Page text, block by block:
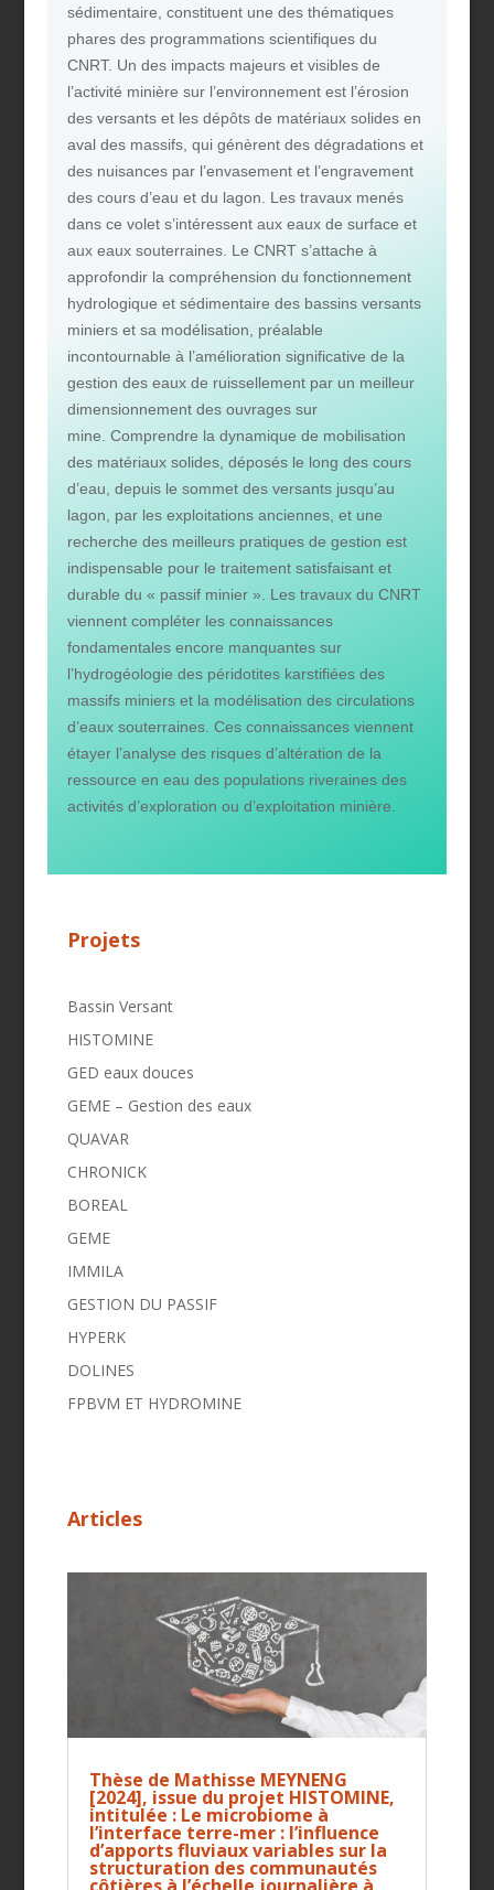
sédimentaire, constituent une des thématiques
phares des programmations scientifiques du
CNRT. Un des impacts majeurs et visibles de
l’activité minière sur l’environnement est l’érosion
des versants et les dépôts de matériaux solides en
aval des massifs, qui génèrent des dégradations et
des nuisances par l’envasement et l’engravement
des cours d’eau et du lagon. Les travaux menés
dans ce volet s’intéressent aux eaux de surface et
aux eaux souterraines. Le CNRT s’attache à
approfondir la compréhension du fonctionnement
hydrologique et sédimentaire des bassins versants
miniers et sa modélisation, préalable
incontournable à l’amélioration significative de la
gestion des eaux de ruissellement par un meilleur
dimensionnement des ouvrages sur
mine. Comprendre la dynamique de mobilisation
des matériaux solides, déposés le long des cours
d’eau, depuis le sommet des versants jusqu’au
lagon, par les exploitations anciennes, et une
recherche des meilleurs pratiques de gestion est
indispensable pour le traitement satisfaisant et
durable du « passif minier ». Les travaux du CNRT
viennent compléter les connaissances
fondamentales encore manquantes sur
l’hydrogéologie des péridotites karstifiées des
massifs miniers et la modélisation des circulations
d’eaux souterraines. Ces connaissances viennent
étayer l’analyse des risques d’altération de la
ressource en eau des populations riveraines des
activités d’exploration ou d’exploitation minière.
Projets
Bassin Versant
HISTOMINE
GED eaux douces
GEME – Gestion des eaux
QUAVAR
CHRONICK
BOREAL
GEME
IMMILA
GESTION DU PASSIF
HYPERK
DOLINES
FPBVM ET HYDROMINE
Articles
Thèse de Mathisse MEYNENG
[2024], issue du projet HISTOMINE,
intitulée : Le microbiome à
l’interface terre-mer : l’influence
d’apports fluviaux variables sur la
structuration des communautés